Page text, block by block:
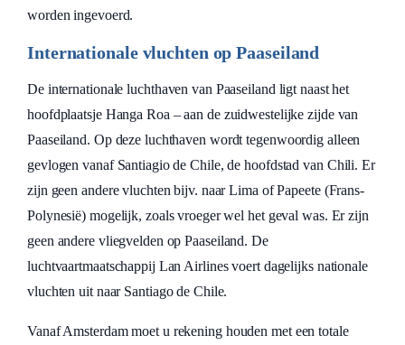
worden ingevoerd.
Internationale vluchten op Paaseiland
De internationale luchthaven van Paaseiland ligt naast het
hoofdplaatsje Hanga Roa – aan de zuidwestelijke zijde van
Paaseiland. Op deze luchthaven wordt tegenwoordig alleen
gevlogen vanaf Santiagio de Chile, de hoofdstad van Chili. Er
zijn geen andere vluchten bijv. naar Lima of Papeete (Frans-
Polynesië) mogelijk, zoals vroeger wel het geval was. Er zijn
geen andere vliegvelden op Paaseiland. De
luchtvaartmaatschappij Lan Airlines voert dagelijks nationale
vluchten uit naar Santiago de Chile.
Vanaf Amsterdam moet u rekening houden met een totale